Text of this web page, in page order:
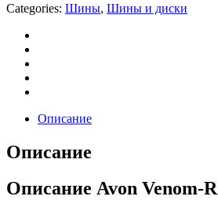
Categories: Шины, Шины и диски
Описание
Описание
Описание Avon Venom-R